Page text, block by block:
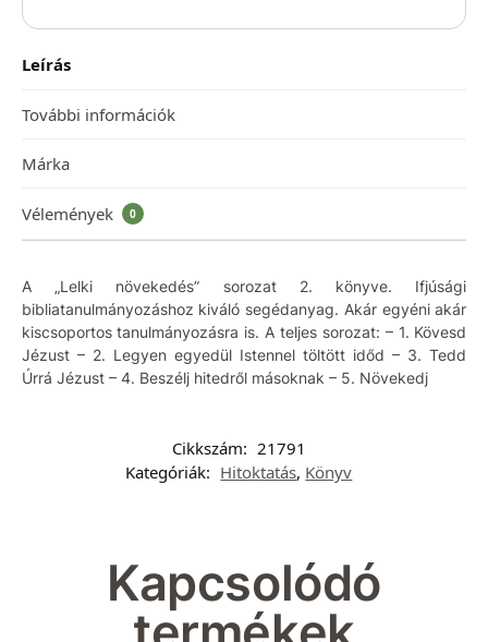
Leírás
További információk
Márka
Vélemények 0
A „Lelki növekedés” sorozat 2. könyve. Ifjúsági
bibliatanulmányozáshoz kiváló segédanyag. Akár egyéni akár
kiscsoportos tanulmányozásra is. A teljes sorozat: – 1. Kövesd
Jézust – 2. Legyen egyedül Istennel töltött időd – 3. Tedd
Úrrá Jézust – 4. Beszélj hitedről másoknak – 5. Növekedj
Cikkszám: 21791
Kategóriák: Hitoktatás, Könyv
Kapcsolódó